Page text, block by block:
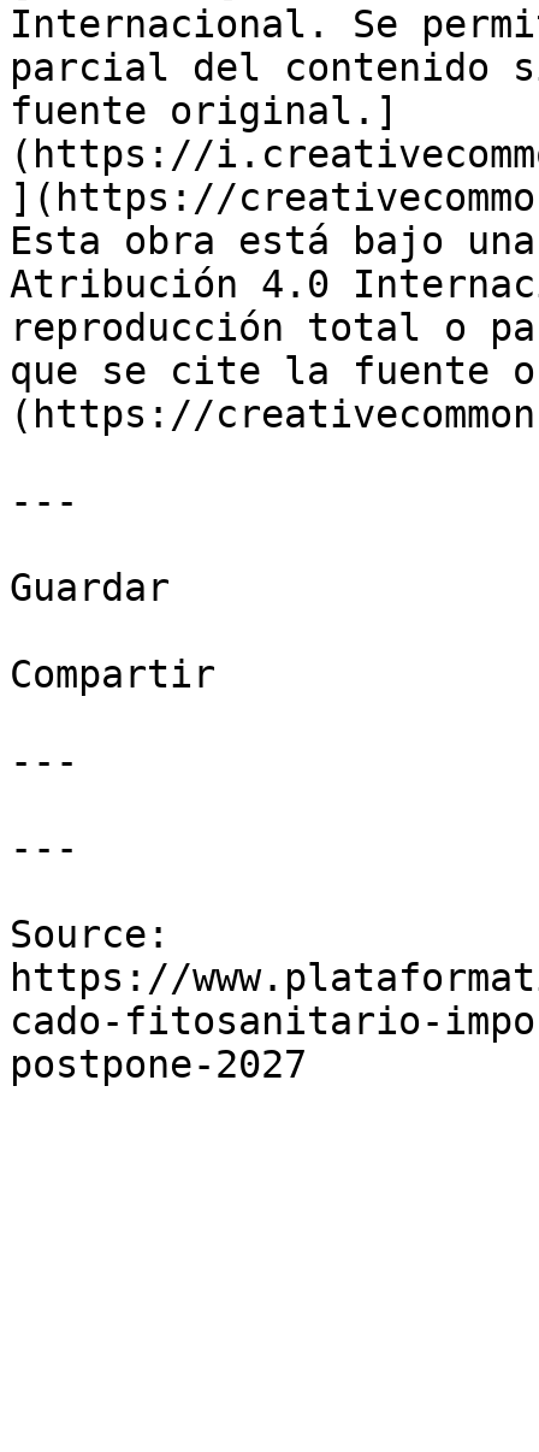
Internacional. Se
parcial del contenido
fuente original.]
(https://
](https://
Esta obra está bajo
Atribución 4.0
reproducción total o
que se cite la fuente
(https://
---
Guardar
Compartir
---
---
Source:
https://
cado-fitosanitario-